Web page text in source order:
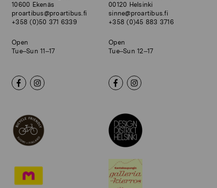
10600 Ekenäs
proartibus@proartibus.fi
+358 (0)50 371 6339
Open
Tue–Sun 11–17
00120 Helsinki
sinne@proartibus.fi
+358 (0)45 883 3716
Open
Tue–Sun 12–17